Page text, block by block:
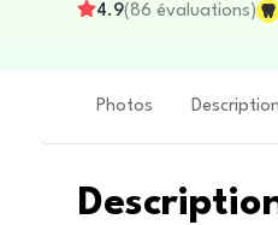
4.9(86 évaluations)
Photos Description